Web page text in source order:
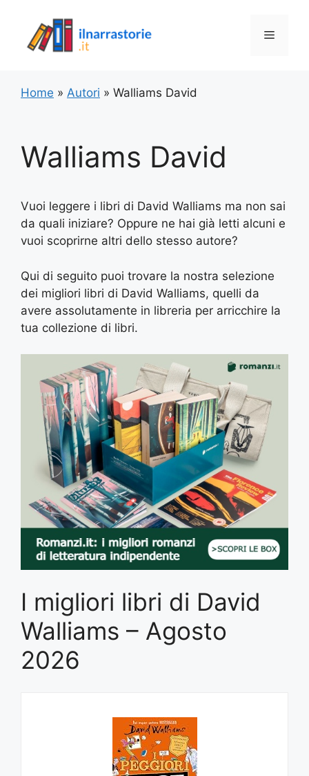
contenuto
Menu
Home » Autori » Walliams David
Walliams David
Vuoi leggere i libri di David Walliams ma non sai
da quali iniziare? Oppure ne hai già letti alcuni e
vuoi scoprirne altri dello stesso autore?
Qui di seguito puoi trovare la nostra selezione
dei migliori libri di David Walliams, quelli da
avere assolutamente in libreria per arricchire la
tua collezione di libri.
I migliori libri di David
Walliams – Agosto
2026